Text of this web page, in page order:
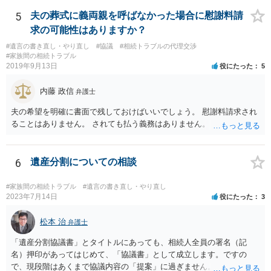
弁護士費用としてかかります。 ・亡くなった際に、法務局に預けた自
筆証書遺言の存在を親族がなかったものにされる可能性 ⇒自筆の遺言
書を法務局に保管した場合、死亡後、法務局に遺言書の有無を照会す
ることになりますので、「法務局に預けた自筆証書遺言の存在を親族
がなかったもの」にすることはできません。 存在をなかったものにす
がありえますが、その予防方法は、遺言者と面談してみないと判断が
難しいです。
5
夫の葬式に義両親を呼ばなかった場合に慰謝料請
求の可能性はありますか？
#遺言の書き直し・やり直し #協議
#相続トラブルの代理交渉
#家族間の相続トラブル
2019年9月13日 役にたった 5
内藤 政信 弁護士
夫の希望を明確に書面で残しておけばいいでしょう。 慰謝料請求され
ることはありません。 されても払う義務はありません。
6 遺産分割についての相談
#家族間の相続トラブル #遺言の書き直し・やり直し
2023年7月14日 役にたった 3
松本 治 弁護士
「遺産分割協議書」とタイトルにあっても、相続人全員の署名（記
名）押印があってはじめて、「協議書」として成立します。ですの
で、現段階はあくまで協議内容の「提案」に過ぎません。 納得がいか